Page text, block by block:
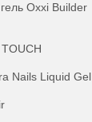
Oxxi Builder
TOUCH
Nails Liquid Gel